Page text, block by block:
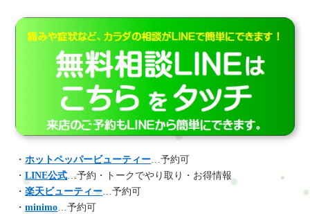
・ホットペッパービューティー…予約可
・LINE公式…予約・トークでやり取り・お得情報
・楽天ビューティー…予約可
・minimo…予約可